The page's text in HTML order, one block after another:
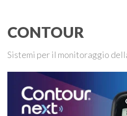
CONTOUR
Sistemi per il monitoraggio